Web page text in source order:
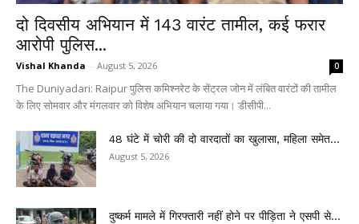
दो दिवसीय अभियान में 143 वारंट तामील, कई फरार
आरोपी पुलिस...
Vishal Khanda - August 5, 2026 0
The Duniyadari: Raipur पुलिस कमिश्नरेट के सेंट्रल जोन में लंबित वारंटों की तामील
के लिए सोमवार और मंगलवार को विशेष अभियान चलाया गया। डीसीपी...
48 घंटे में चोरी की दो वारदातों का खुलासा, महिला समेत...
August 5, 2026
दुष्कर्म मामले में गिरफ्तारी नहीं होने पर पीड़िता ने एसपी से...